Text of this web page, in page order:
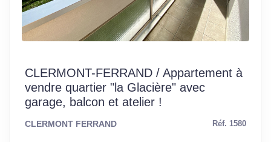
CLERMONT-FERRAND / Appartement à
vendre quartier "la Glacière" avec
garage, balcon et atelier !
CLERMONT FERRAND Réf. 1580